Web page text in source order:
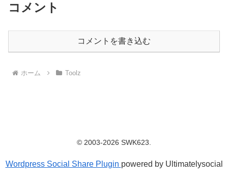
コメント
コメントを書き込む
ホーム Toolz
© 2003-2026 SWK623.
Wordpress Social Share Plugin powered by Ultimatelysocial